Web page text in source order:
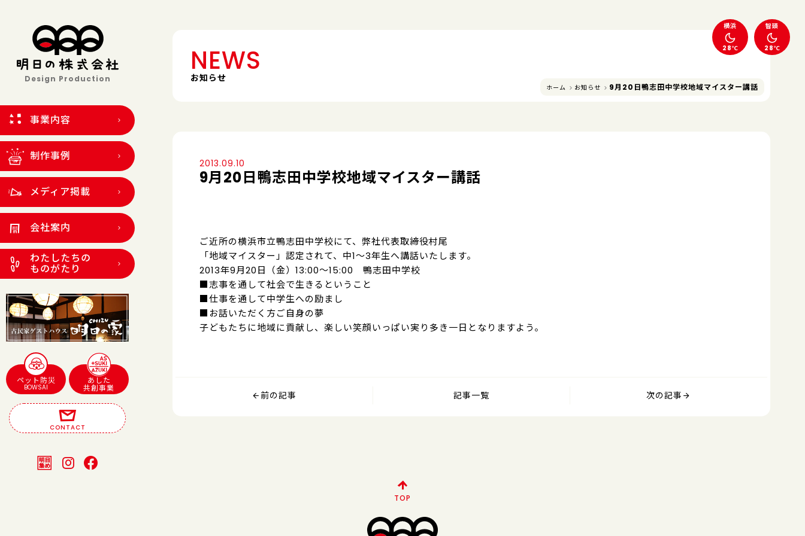
Design Production
事業内容
制作事例
メディア掲載
会社案内
わたしたちの
ものがたり
ペット防災
BOWSAI
あした
共創事業
CONTACT
横浜
28℃
智頭
28℃
ホーム お知らせ 9月20日鴨志田中学校地域マイスター講話
NEWS
お知らせ
2013.09.10
9月20日鴨志田中学校地域マイスター講話
ご近所の横浜市立鴨志田中学校にて、弊社代表取締役村尾
「地域マイスター」認定されて、中1～3年生へ講話いたします。
2013年9月20日（金）13:00～15:00 鴨志田中学校
■志事を通して社会で生きるということ
■仕事を通して中学生への励まし
■お話いただく方ご自身の夢
子どもたちに地域に貢献し、楽しい笑顔いっぱい実り多き一日となりますよう。
前の記事 記事一覧 次の記事
TOP